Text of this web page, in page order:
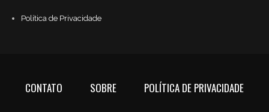
Política de Privacidade
CONTATO SOBRE POLÍTICA DE PRIVACIDADE